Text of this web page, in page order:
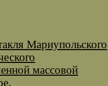
Мариупольского
массовой